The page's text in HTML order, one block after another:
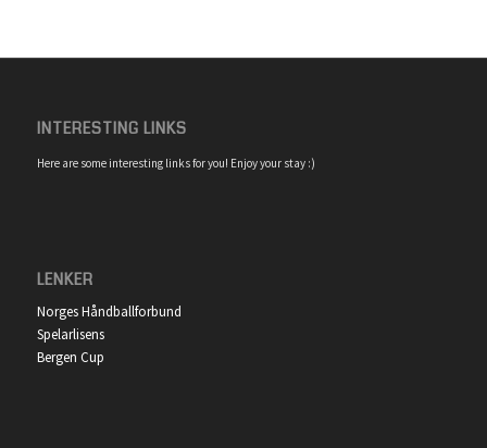
INTERESTING LINKS
Here are some interesting links for you! Enjoy your stay :)
LENKER
Norges Håndballforbund
Spelarlisens
Bergen Cup